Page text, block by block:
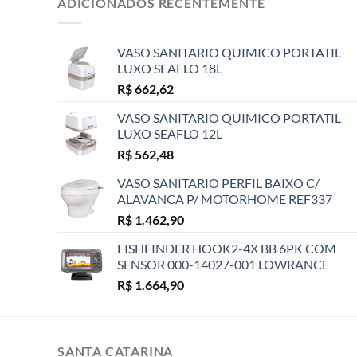
ADICIONADOS RECENTEMENTE
VASO SANITARIO QUIMICO PORTATIL
LUXO SEAFLO 18L
R$662,62
VASO SANITARIO QUIMICO PORTATIL
LUXO SEAFLO 12L
R$562,48
VASO SANITARIO PERFIL BAIXO C/
ALAVANCA P/ MOTORHOME REF337
R$ 1.462,90
FISHFINDER HOOK2-4X BB 6PK COM
SENSOR 000-14027-001 LOWRANCE
R$ 1.664,90
SANTA CATARINA